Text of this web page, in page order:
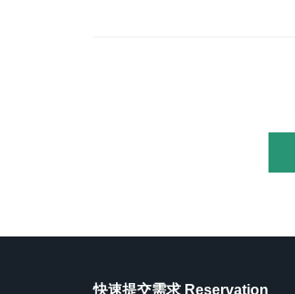
快速提交需求 Reservation